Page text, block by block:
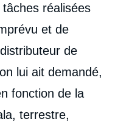
tâches réalisées
et de
de
lui ait demandé,
fonction de la
terrestre,